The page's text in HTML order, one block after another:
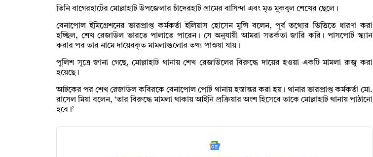
তিনি বাগেরহাটের মোল্লাহাট উপজেলার চাঁদেরহাট গ্রামের বাসিন্দা এবং মৃত মুকবুল শেখের ছেলে।
বেনাপোল ইমিগ্রেশনের ভারপ্রাপ্ত কর্মকর্তা ইলিয়াস হোসেন মুন্সি বলেন, পূর্ব তথ্যের ভিত্তিতে ধারণা করা
হচ্ছিল, শেখ রেজাউল ভারতে পালাতে পারেন। সে অনুযায়ী আমরা সতর্কতা জারি করি। পাসপোর্ট স্ক্যান
করার পর তার নামে দায়েরকৃত মামলাগুলোর তথ্য পাওয়া যায়।
পুলিশ সূত্রে জানা গেছে, মোল্লাহাট থানায় শেখ রেজাউলের বিরুদ্ধে দায়ের হওয়া একটি মামলা রুজু করা
হয়েছে।
আটকের পর শেখ রেজাউল কবিরকে বেনাপোল পোর্ট থানায় হস্তান্তর করা হয়। থানার ভারপ্রাপ্ত কর্মকর্তা মো.
রাসেল মিয়া বলেন, ‘তার বিরুদ্ধে মামলা থাকায় আইনি প্রক্রিয়ার অংশ হিসেবে তাকে মোল্লাহাট থানায় পাঠানো
হবে।’